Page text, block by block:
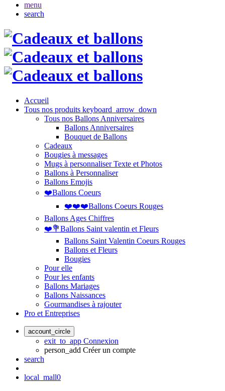
menu
search
Accueil
Tous nos produits keyboard_arrow_down
Tous nos Ballons Anniversaires
Ballons Anniversaires
Bouquet de Ballons
Cadeaux
Bougies à messages
Mugs à personnaliser Texte et Photos
Ballons à Personnaliser
Ballons Emojis
❤️Ballons Coeurs
❤️❤️❤️Ballons Coeurs Rouges
Ballons Ages Chiffres
❤️💐Ballons Saint valentin et Fleurs
Ballons Saint Valentin Coeurs Rouges
Ballons et Fleurs
Bougies
Pour elle
Pour les enfants
Ballons Mariages
Ballons Naissances
Gourmandises à rajouter
Pro et Entreprises
account_circle
exit_to_app Connexion
person_add Créer un compte
search
local_mall0